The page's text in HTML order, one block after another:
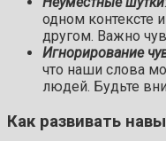
одном контексте
другом. Важно
Игнорирование
что наши слова
людей. Будьте
Как развивать